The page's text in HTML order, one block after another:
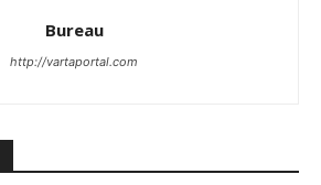
Bureau
http://vartaportal.com